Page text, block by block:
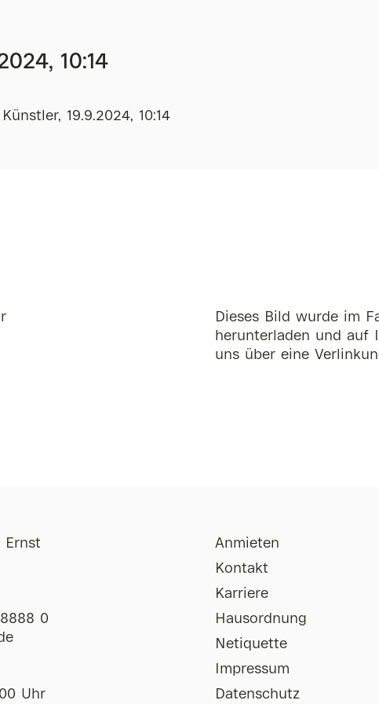
10:14
19.9.2024, 10:14
Dieses Bild wurde im
herunterladen und auf
uns über eine
Ernst
0
Uhr
Anmieten
Kontakt
Karriere
Hausordnung
Netiquette
Impressum
Datenschutz